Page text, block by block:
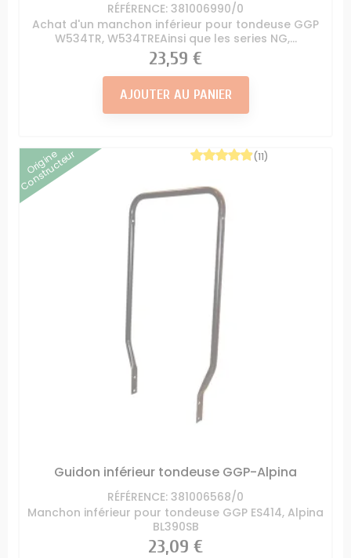
RÉFÉRENCE: 381006990/0
Achat d'un manchon inférieur pour tondeuse GGP
W534TR, W534TREAinsi que les series NG,...
Prix
23,59 €
AJOUTER AU PANIER
Origine
Constructeur
Guidon inférieur tondeuse GGP-Alpina
RÉFÉRENCE: 381006568/0
Manchon inférieur pour tondeuse GGP ES414, Alpina
BL390SB
(11)
Prix
23,09 €